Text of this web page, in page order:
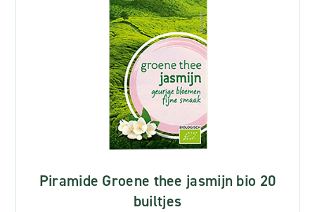
Piramide Groene thee jasmijn bio 20
builtjes